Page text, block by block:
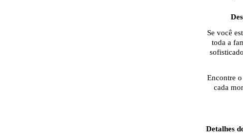
Se você
toda a
Encontre
cada